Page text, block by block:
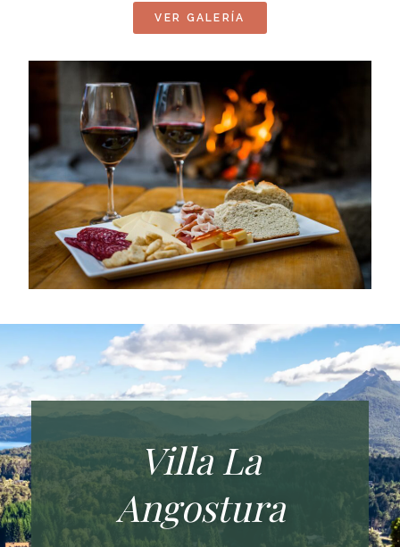
VER GALERÍA
Villa La
Angostura